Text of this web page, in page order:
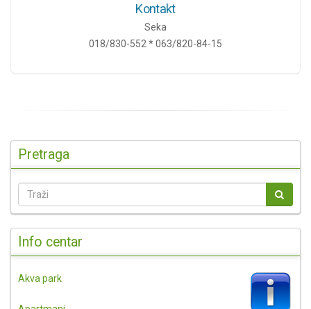
Kontakt
Seka
018/830-552 * 063/820-84-15
Pretraga
Info centar
Akva park